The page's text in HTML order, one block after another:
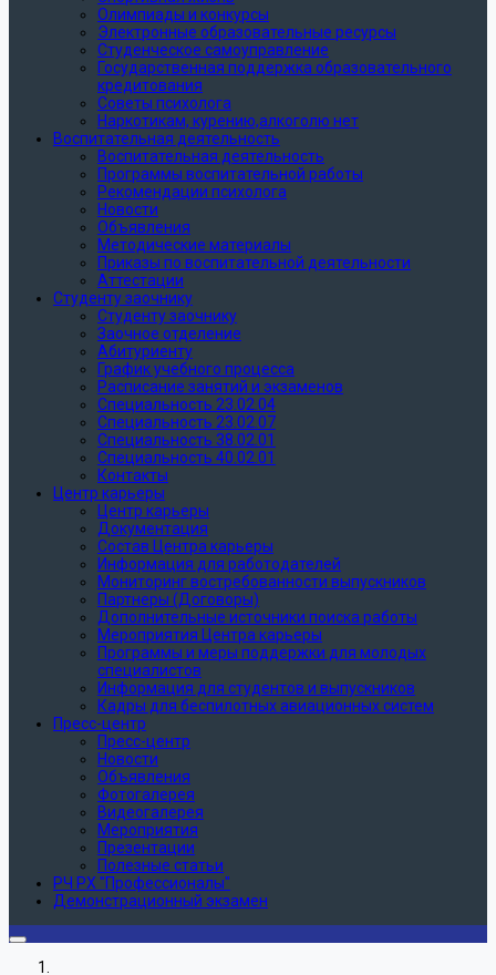
Олимпиады и конкурсы
Электронные образовательные ресурсы
Студенческое самоуправление
Государственная поддержка образовательного
кредитования
Советы психолога
Наркотикам, курению,алкоголю нет
Воспитательная деятельность
Воспитательная деятельность
Программы воспитательной работы
Рекомендации психолога
Новости
Объявления
Методические материалы
Приказы по воспитательной деятельности
Аттестации
Студенту заочнику
Студенту заочнику
Заочное отделение
Абитуриенту
График учебного процесса
Расписание занятий и экзаменов
Специальность 23.02.04
Специальность 23.02.07
Специальность 38.02.01
Специальность 40.02.01
Контакты
Центр карьеры
Центр карьеры
Документация
Состав Центра карьеры
Информация для работодателей
Мониторинг востребованности выпускников
Партнеры (Договоры)
Дополнительные источники поиска работы
Мероприятия Центра карьеры
Программы и меры поддержки для молодых
специалистов
Информация для студентов и выпускников
Кадры для беспилотных авиационных систем
Пресс-центр
Пресс-центр
Новости
Объявления
Фотогалерея
Видеогалерея
Мероприятия
Презентации
Полезные статьи
РЧ РХ "Профессионалы"
Демонстрационный экзамен